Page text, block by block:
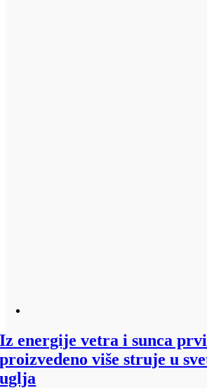
Iz energije vetra i sunca
proizvedeno više struje u
uglja